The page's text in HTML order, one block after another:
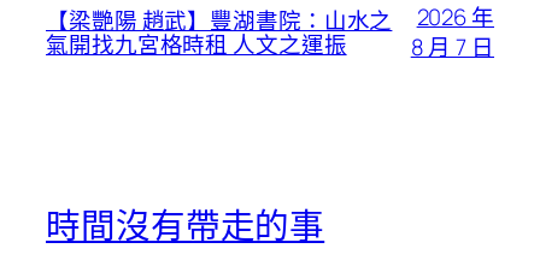
【梁艷陽 趙武】豐湖書院：山水之
氣開找九宮格時租 人文之運振
2026 年
8 月 7 日
時間沒有帶走的事